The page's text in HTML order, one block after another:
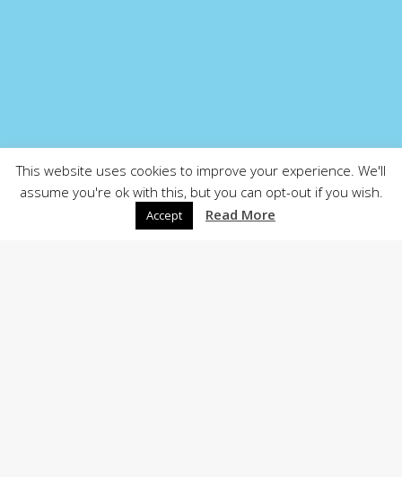
This website uses cookies to improve your experience. We'll
assume you're ok with this, but you can opt-out if you wish.
Accept Read More